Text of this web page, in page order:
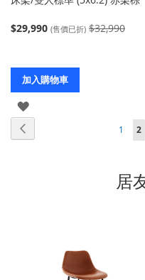
$29,990 (售價已折) $32,990
加入購物車
登
頁1
您
前
正
2
居